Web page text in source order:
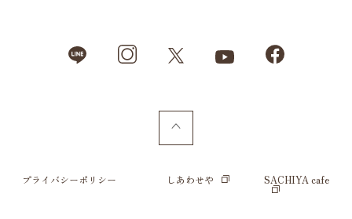
プライバシーポリシー しあわせや SACHIYA cafe